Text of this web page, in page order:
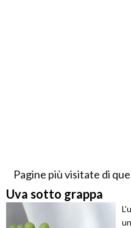
Pagine più visitate di
Uva sotto grappa